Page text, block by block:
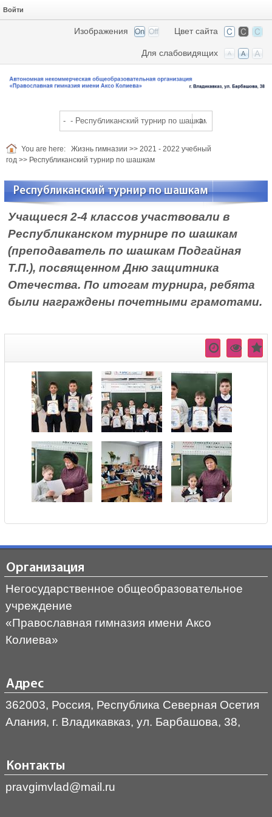
Войти
Цвет сайта
Изображения
Для слабовидящих
You are here: Жизнь гимназии >> 2021 - 2022 учебный
год >> Республиканский турнир по шашкам
Республиканский турнир по шашкам
Учащиеся 2-4 классов участвовали в
Республиканском турнире по шашкам
(преподаватель по шашкам Подгайная
Т.П.), посвященном Дню защитника
Отечества. По итогам турнира, ребята
были награждены почетными грамотами.
Организация
Негосударственное общеобразовательное
учреждение
«Православная гимназия имени Аксо
Колиева»
Адрес
362003, Россия, Республика Северная Осетия
Алания, г. Владикавказ, ул. Барбашова, 38,
Контакты
pravgimvlad@mail.ru